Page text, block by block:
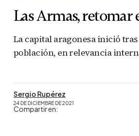
Las Armas, retomar
La capital aragonesa inició
población, en relevancia
Sergio Rupérez
24 DE DICIEMBRE DE 2021
Compartir en: